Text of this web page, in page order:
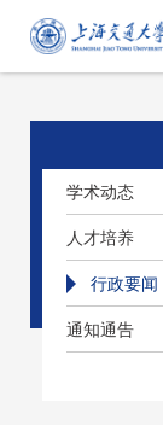
学术动态
人才培养
行政要闻
通知通告